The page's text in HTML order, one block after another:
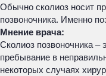
Обычно сколиоз носит
позвоночника. Именно
Мнение врача:
Сколиоз позвоночника –
пребывание в
некоторых случаях